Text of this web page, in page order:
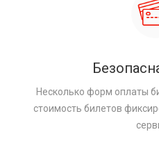
Несколько форм оплаты
стоимость билетов